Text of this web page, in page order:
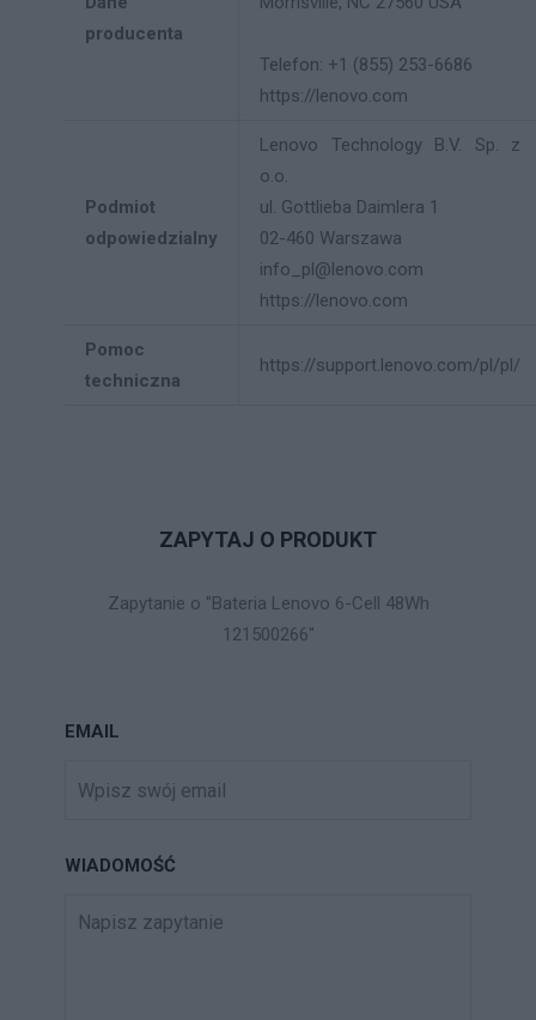
producenta
Telefon: +1 (855) 253-6686
https://lenovo.com
Podmiot
odpowiedzialny
Lenovo Technology B.V. Sp. z
o.o.
ul. Gottlieba Daimlera 1
02-460 Warszawa
info_pl@lenovo.com
https://lenovo.com
Pomoc
techniczna
https://support.lenovo.com/pl/pl/
ZAPYTAJ O PRODUKT
Zapytanie o "Bateria Lenovo 6-Cell 48Wh
121500266"
EMAIL
WIADOMOŚĆ